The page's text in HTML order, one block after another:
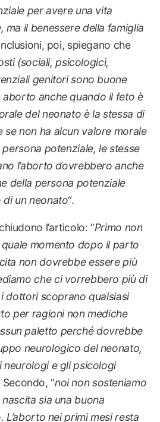
per avere una vita
ma il benessere della famiglia
poi, spiegano che
(sociali, psicologici,
genitori sono buone
anche quando il feto è
del neonato è la stessa di
se non ha alcun valore morale
potenziale, le stesse
l’aborto dovrebbero anche
della persona potenziale
di un neonato“.
l’articolo: “Primo non
momento dopo il parto
non dovrebbe essere più
che ci vorrebbero più di
dottori scoprano qualsiasi
per ragioni non mediche
paletto perché dovrebbe
neurologico del neonato,
neurologi e gli psicologi
Secondo, “noi non sosteniamo
sia una buona
L’aborto nei primi mesi resta